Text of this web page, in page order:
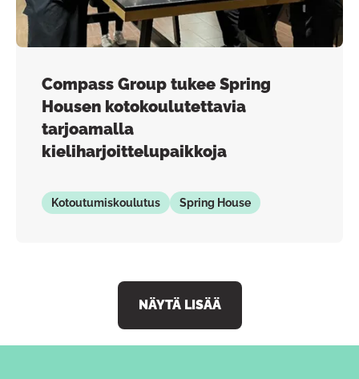
Compass Group tukee Spring
Housen kotokoulutettavia
tarjoamalla
kieliharjoittelupaikkoja
Kotoutumiskoulutus Spring House
NÄYTÄ LISÄÄ